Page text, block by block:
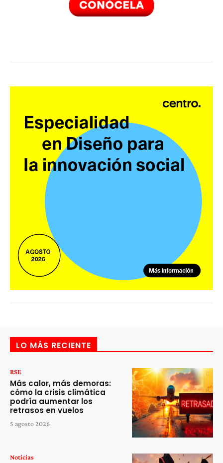
LO MÁS RECIENTE
RSE
Más calor, más demoras:
cómo la crisis climática
podría aumentar los
retrasos en vuelos
5 agosto 2026
Noticias